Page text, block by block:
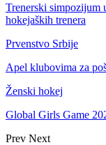
Trenerski simpozijum
hokejaških trenera
Prvenstvo Srbije
Apel klubovima za
Ženski hokej
Global Girls Game
Prev Next